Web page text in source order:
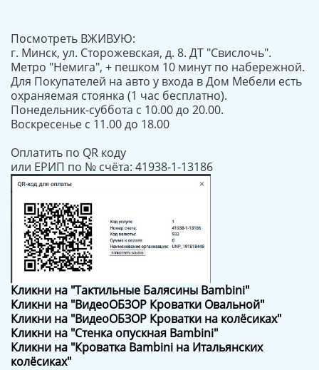
Посмотреть ВЖИВУЮ:
г. Минск, ул. Сторожевская, д. 8. ДТ "Свислочь".
Метро "Немига", + пешком 10 минут по набережной.
Для Покупателей на авто у входа в Дом Мебели есть
охраняемая стоянка (1 час бесплатно).
Понедельник-суббота с 10.00 до 20.00.
Воскресенье с 11.00 до 18.00
Оплатить по QR коду
или ЕРИП по № счёта: 41938-1-13186
Кликни на "Тактильные Балясины Bambini"
Кликни на "ВидеоОБЗОР Кроватки Овальной"
Кликни на "ВидеоОБЗОР Кроватки на колёсиках"
Кликни на "Стенка опускная Bambini"
Кликни на "Кроватка Bambini на Итальянских
колёсиках"